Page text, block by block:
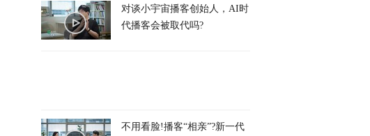
对谈小宇宙播客创始人，AI时
代播客会被取代吗?
不用看脸!播客“相亲”?新一代